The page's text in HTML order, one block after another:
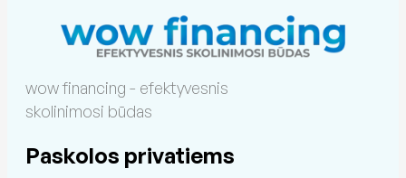
wow financing - efektyvesnis
skolinimosi būdas
Paskolos privatiems